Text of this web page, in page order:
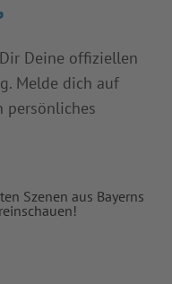
Deine offiziellen
Melde dich auf
persönliches
Szenen aus Bayerns